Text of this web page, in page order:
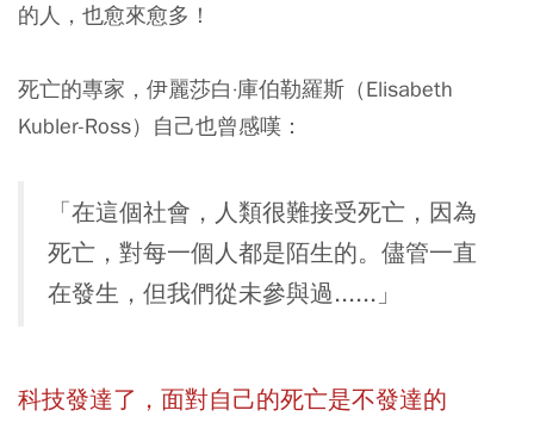
的人，也愈來愈多！
死亡的專家，伊麗莎白·庫伯勒羅斯（Elisabeth
Kubler-Ross）自己也曾感嘆：
「在這個社會，人類很難接受死亡，因為
死亡，對每一個人都是陌生的。儘管一直
在發生，但我們從未參與過......」
科技發達了，面對自己的死亡是不發達的